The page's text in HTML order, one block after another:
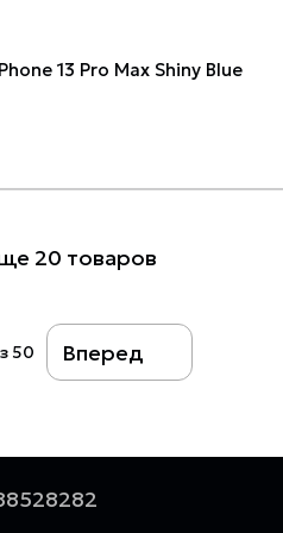
13 Pro Max Shiny Blue
20 товаров
50 Вперед